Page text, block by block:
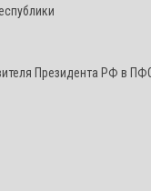
Президента РФ в